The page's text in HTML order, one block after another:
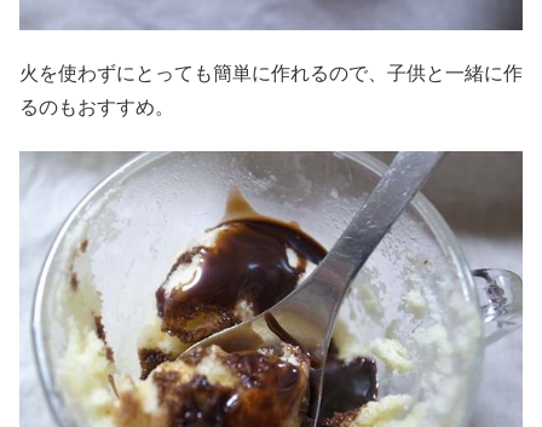
火を使わずにとっても簡単に作れるので、子供と一緒に作
るのもおすすめ。